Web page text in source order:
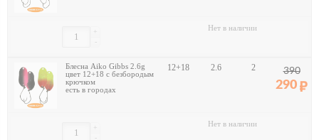
-
+ Нет в наличии
Блесна Aiko Gibbs 2.6g
цвет 12+18 с безбородым
крючком
есть в городах
12+18 2.6 2 390
290
-
+ Нет в наличии